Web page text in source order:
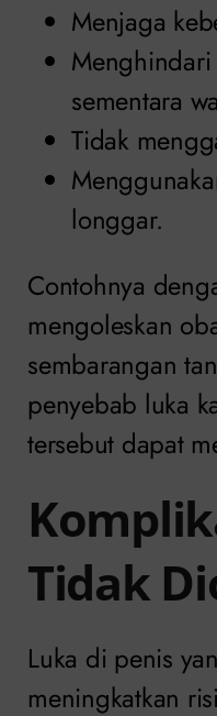
Menjaga
sementara
Tidak
longgar.
Contohnya
mengoleskan
sembarangan
penyebab luka
tersebut dapat
Tidak
Luka di penis
meningkatkan